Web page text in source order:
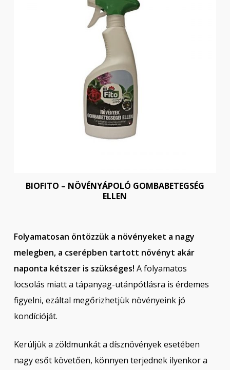
BIOFITO – NÖVÉNYÁPOLÓ GOMBABETEGSÉG
ELLEN
Folyamatosan öntözzük a növényeket a nagy
melegben, a cserépben tartott növényt akár
naponta kétszer is szükséges! A folyamatos
locsolás miatt a tápanyag-utánpótlásra is érdemes
figyelni, ezáltal megőrizhetjük növényeink jó
kondícióját.
Kerüljük a zöldmunkát a dísznövények esetében
nagy esőt követően, könnyen terjednek ilyenkor a